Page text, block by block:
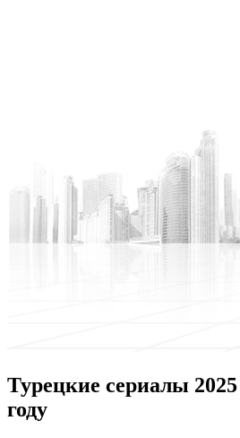
Турецкие сериалы
году